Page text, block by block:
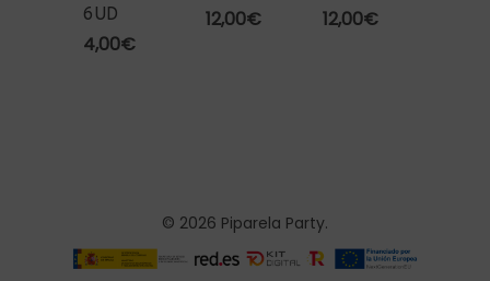
6UD
4,00€
12,00€ 12,00€
© 2026 Piparela Party.